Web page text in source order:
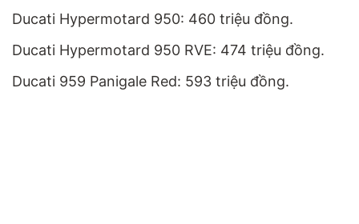
Ducati Hypermotard 950: 460 triệu đồng.
Ducati Hypermotard 950 RVE: 474 triệu đồng.
Ducati 959 Panigale Red: 593 triệu đồng.